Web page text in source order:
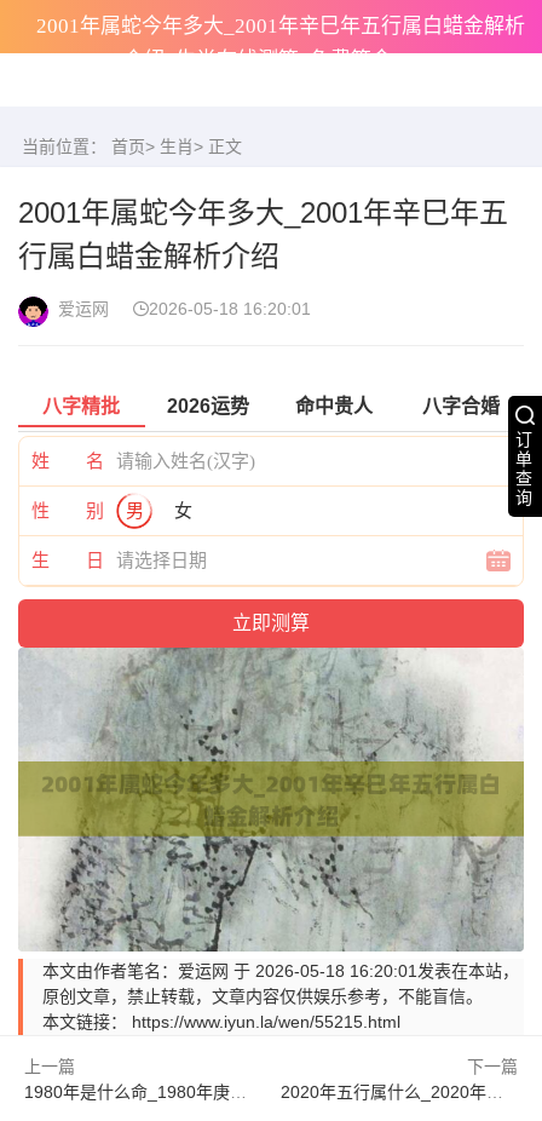
2001年属蛇今年多大_2001年辛巳年五行属白蜡金解析
介绍_生肖在线测算_免费算命
订
单
查
询
当前位置： 首页> 生肖> 正文
2001年属蛇今年多大_2001年辛巳年五
行属白蜡金解析介绍
爱运网 2026-05-18 16:20:01
八字精批 2026运势 命中贵人 八字合婚
姓 名
性 别 男 女
生 日
本文由作者笔名：爱运网 于 2026-05-18 16:20:01发表在本站，
原创文章，禁止转载，文章内容仅供娱乐参考，不能盲信。
本文链接： https://www.iyun.la/wen/55215.html
上一篇
1980年是什么命_1980年庚申年五行属石榴木解析详解
下一篇
2020年五行属什么_2020年属鼠最新运势查询分析